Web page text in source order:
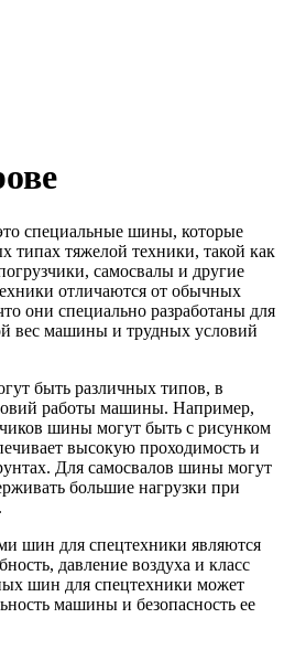
специальные шины, которые
типах тяжелой техники, такой как
самосвалы и другие
отличаются от обычных
они специально разработаны для
вес машины и трудных условий
быть различных типов, в
работы машины. Например,
шины могут быть с рисунком
высокую проходимость и
Для самосвалов шины могут
большие нагрузки при
шин для спецтехники являются
давление воздуха и класс
шин для спецтехники может
машины и безопасность ее